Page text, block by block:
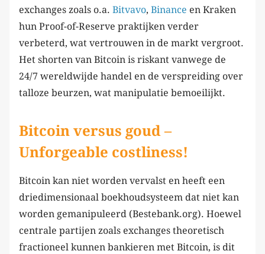
exchanges zoals o.a. Bitvavo, Binance en Kraken
hun Proof-of-Reserve praktijken verder
verbeterd, wat vertrouwen in de markt vergroot.
Het shorten van Bitcoin is riskant vanwege de
24/7 wereldwijde handel en de verspreiding over
talloze beurzen, wat manipulatie bemoeilijkt.
Bitcoin versus goud –
Unforgeable costliness!
Bitcoin kan niet worden vervalst en heeft een
driedimensionaal boekhoudsysteem dat niet kan
worden gemanipuleerd (Bestebank.org). Hoewel
centrale partijen zoals exchanges theoretisch
fractioneel kunnen bankieren met Bitcoin, is dit